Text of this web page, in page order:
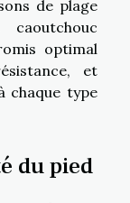
de plage
optimal
et
chaque type
du pied